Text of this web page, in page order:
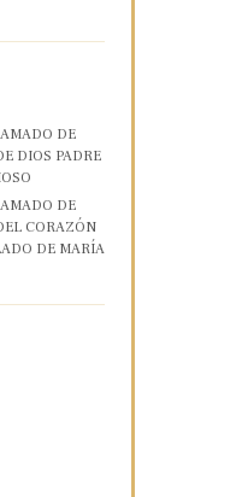
DE
DIOS PADRE
DE
CORAZÓN
DE MARÍA